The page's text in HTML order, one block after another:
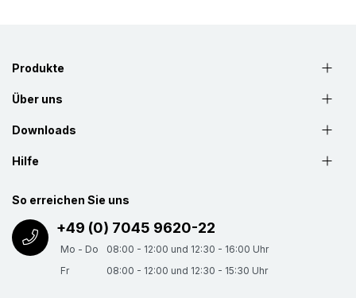
Produkte
Über uns
Downloads
Hilfe
So erreichen Sie uns
+49 (0) 7045 9620-22
Mo - Do
08:00 - 12:00 und 12:30 - 16:00 Uhr
Fr
08:00 - 12:00 und 12:30 - 15:30 Uhr